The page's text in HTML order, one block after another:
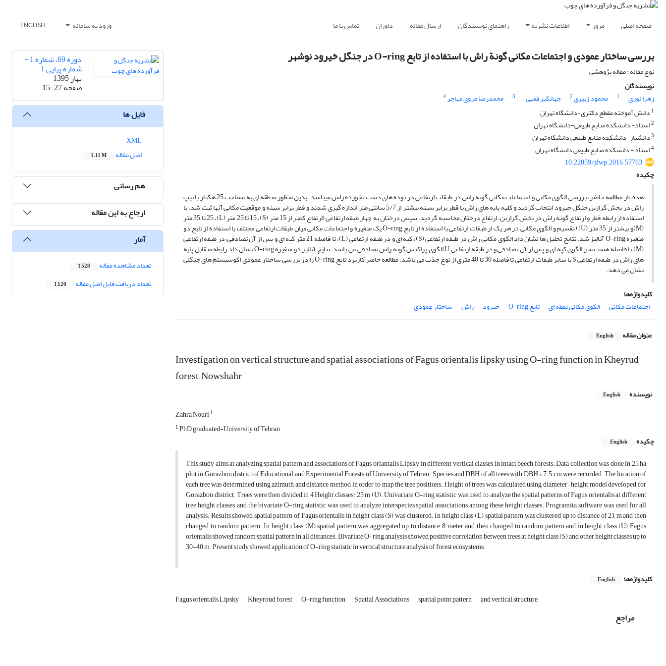
صفحه اصلی مرور اطلاعات نشریه راهنمای نویسندگان ارسال مقاله داوران تماس با ما ورود به سامانه ENGLISH
بررسی ساختار عمودی و اجتماعات مکانی گونة راش با استفاده از تابع O-ring در جنگل خیرود نوشهر
نوع مقاله : مقاله پژوهشی
نویسندگان
زهرا نوری
1 محمود زبیری2 جهانگیر فقهی 3 محمدرضا مروی مهاجر4
1 دانش آموخته مقطع دکتری-دانشگاه تهران
2استاد- دانشکده منابع طبیعی-دانشگاه تهران
3دانشیار-دانشکده منابع طبیعی دانشگاه تهران
4استاد - دانشکده منابع طبیعی دانشگاه تهران
10.22059/jfwp.2016.57763
چکیده
هدف از مطالعه حاضر، بررسی الگوی مکانی و اجتماعات مکانی گونه راش در طبقات ارتفاعی در توده های دست نخورده راش میباشد. بدین منظور منطقه ای به مساحت 25 هکتار با تیپ
راش در بخش گرازبن جنگل خیرود انتخاب گردید و کلیه پایه های راش با قطر برابر سینه بیشتر از 5/7 سانتی متر اندازه گیری شدند و قطر برابر سینه و موقعیت مکانی آنها ثبت شد. با
استفاده از رابطه قطر و ارتفاع گونه راش در بخش گرازبن، ارتفاع درختان محاسبه گردید. سپس درختان به چهار طبقه ارتفاعی (ارتفاع کمتر از 15 متر (S)، 15 تا 25 متر (L)، 25 تا 35 متر
(M)و بیشتر از 35 متر (U)) تقسیم و الگوی مکانی در هر یک از طبقات ارتفاعی با استفاده از تابع O-ring یک متغیره و اجتماعات مکانی میان طبقات ارتفاعی مختلف با استفاده از تابع دو
متغیره O-ring آنالیز شد. نتایج تحلیل ها نشان داد الگوی مکانی راش در طبقه ارتفاعی (S)، کپه ای و در طبقه ارتفاعی (L)، تا فاصله 21 متر کپه ای و پس از آن تصادفی; در طبقه ارتفاعی
(M) تا فاصله هشت متر الگوی کپه ای و پس از آن تصادفی;و در طبقه ارتفاعی U الگوی پراکنش گونه راش تصادفی می باشد. نتایج آنالیز دو متغیره O-ring نشان داد رابطه متقابل پایه
های راش در طبقه ارتفاعی S با سایر طبقات ارتفاعی تا فاصله 30 تا 40 متری از نوع جذب می باشد. مطالعه حاضر کاربرد تابع O-ring را در بررسی ساختار عمودی اکوسیستم های جنگلی
نشان می دهد.
کلیدواژه‌ها
اجتماعات مکانی
الگوی مکانی نقطه ای تابع O-ring خیرود راش ساختار عمودی
عنوان مقاله English
Investigation on vertical structure and spatial associations of Fagus orientalis lipsky using O-ring function in Kheyrud
forest, Nowshahr
نویسنده English
Zahra Nouri1
1PhD graduated-University of Tehran
چکیده
English
This study aims at analyzing spatial pattern and associations of Fagus oriantalis Lipsky in different vertical classes in intact beech forests. Data collection was done in 25 ha
plot in Gorazbon district of Educational and Experimental Forests of University of Tehran. Species and DBH of all trees with DBH > 7.5 cm were recorded. The location of
each tree was determined using azimuth and distance method in order to map the tree positions. Height of trees was calculated using diameter – height model developed for
Gorazbon district. Trees were then divided in 4 Height classes: 25 m (U). Univariate O-ring statistic was used to analyze the spatial patterns of Fagus orientalis at different
tree height classes, and the bivariate O-ring statistic was used to analyze interspecies spatial associations among these height classes. Programita software was used for all
analysis. Results showed spatial pattern of Fagus orientalis in height class (S) was clustered. In height class (L) spatial pattern was clustered up to distance of 21 m and then
changed to random pattern. In height class (M) spatial pattern was aggregated up to distance 8 meter and then changed to random pattern and in height class (U) Fagus
orientalis showed random spatial pattern in all distances. Bivariate O-ring analysis showed positive correlation between trees at height class (S) and other height classes up to
30-40 m. Present study showed application of O-ring statistic in vertical structure analysis of forest ecosystems.
کلیدواژه‌ها English
Fagus orientalis Lipsky Kheyroud forest O-ring function Spatial Associations spatial point pattern and vertical structure
مراجع
دوره 69، شماره 1 -
شماره پیاپی 1
بهار 1395
صفحه15-27
فایل ها
اصل مقاله
1.11 M
هم رسانی
ارجاع به این مقاله
آمار
تعداد مشاهده مقاله 1,528
تعداد دریافت فایل اصل مقاله 1,120